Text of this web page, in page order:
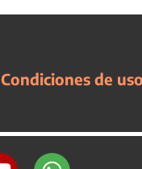
Condiciones de uso